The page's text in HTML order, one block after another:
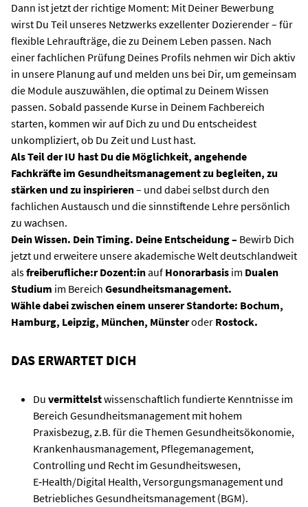
Dann ist jetzt der richtige Moment: Mit Deiner Bewerbung
wirst Du Teil unseres Netzwerks exzellenter Dozierender – für
flexible Lehraufträge, die zu Deinem Leben passen. Nach
einer fachlichen Prüfung Deines Profils nehmen wir Dich aktiv
in unsere Planung auf und melden uns bei Dir, um gemeinsam
die Module auszuwählen, die optimal zu Deinem Wissen
passen. Sobald passende Kurse in Deinem Fachbereich
starten, kommen wir auf Dich zu und Du entscheidest
unkompliziert, ob Du Zeit und Lust hast.
Als Teil der IU hast Du die Möglichkeit, angehende
Fachkräfte im Gesundheitsmanagement zu begleiten, zu
stärken und zu inspirieren– und dabei selbst durch den
fachlichen Austausch und die sinnstiftende Lehre persönlich
zu wachsen.
Dein Wissen. Dein Timing. Deine Entscheidung – Bewirb Dich
jetzt und erweitere unsere akademische Welt deutschlandweit
alsfreiberufliche:r Dozent:inauf Honorarbasis im Dualen
Studium im Bereich Gesundheitsmanagement.
Wähle dabei zwischen einem unserer Standorte: Bochum,
Hamburg, Leipzig, München, Münsteroder Rostock.
DAS ERWARTET DICH
Du vermittelstwissenschaftlich fundierte Kenntnisse im
Bereich Gesundheitsmanagement mit hohem
Praxisbezug, z.B. für die Themen Gesundheitsökonomie,
Krankenhausmanagement, Pflegemanagement,
Controlling und Recht im Gesundheitswesen,
E‑Health/Digital Health, Versorgungsmanagement und
Betriebliches Gesundheitsmanagement (BGM).